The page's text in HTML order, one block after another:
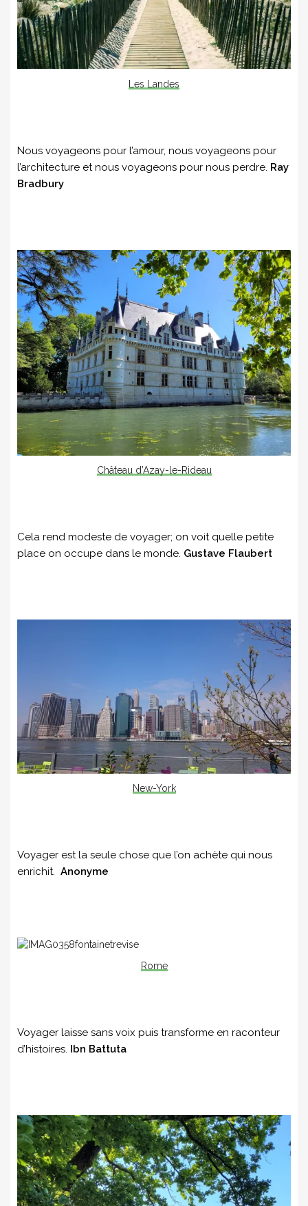
Les Landes
Nous voyageons pour l’amour, nous voyageons pour
l’architecture et nous voyageons pour nous perdre. Ray
Bradbury
Château d’Azay-le-Rideau
Cela rend modeste de voyager; on voit quelle petite
place on occupe dans le monde. Gustave Flaubert
New-York
Voyager est la seule chose que l’on achète qui nous
enrichit. Anonyme
Rome
Voyager laisse sans voix puis transforme en raconteur
d’histoires.
Ibn Battuta